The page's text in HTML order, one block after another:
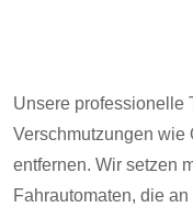
Unsere professionelle
Verschmutzungen wie
entfernen. Wir setzen
Fahrautomaten, die